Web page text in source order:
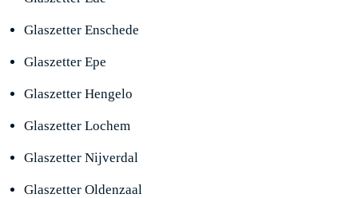
Glaszetter Enschede
Glaszetter Epe
Glaszetter Hengelo
Glaszetter Lochem
Glaszetter Nijverdal
Glaszetter Oldenzaal